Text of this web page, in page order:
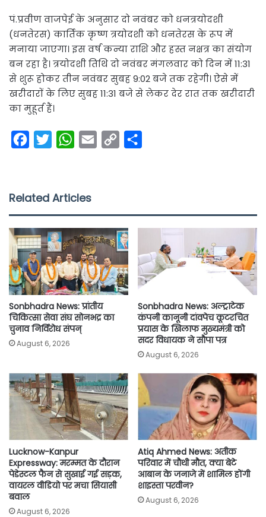
पं.प्रवीण वाजपेई के अनुसार दो नवंबर को धनत्रयोदशी
(धनतेरस) कार्तिक कृष्ण त्रयोदशी को धनतेरस के रूप में
मनाया जाएगा। इस वर्ष कन्या राशि और हस्त नक्षत्र का संयोग
बन रहा है। त्रयोदशी तिथि दो नवंबर मंगलवार को दिन में 11:31
से शुरू होकर तीन नवंबर सुबह 9:02 बजे तक रहेगी। ऐसे में
खरीदाराें के लिए सुबह 11:31 बजे से लेकर देर रात तक खरीदारी
का मुहूर्त हैं।
e
o
o
k
t
e
r
W
t
A
p
p
i
n
k
Related Articles
Sonbhadra News: प्रांतीय
चिकित्सा सेवा संघ सोनभद्र का
चुनाव निर्विरोध संपन्
August 6, 2026
Sonbhadra News: अल्ट्राटेक
कंपनी कानूनी दांवपेच कूटरचित
प्रयास के खिलाफ मुख्यमंत्री को
सदर विधायक ने सौपा पत्र
August 6, 2026
Lucknow-Kanpur
Expressway: मरम्मत के दौरान
पेडेस्टल फैन से सुखाई गई सड़क,
वायरल वीडियो पर मचा सियासी
बवाल
August 6, 2026
Atiq Ahmed News: अतीक
परिवार में चौथी मौत, क्या बेटे
आबान के जनाजे में शामिल होंगी
शाइस्ता परवीन?
August 6, 2026